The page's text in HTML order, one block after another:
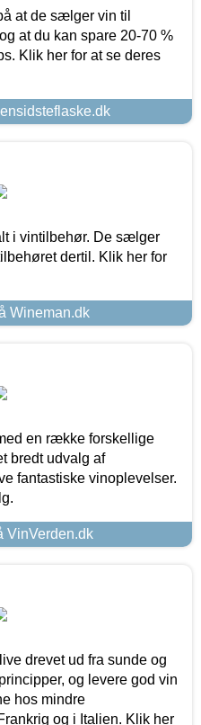
at de sælger vin til
at du kan spare 20-70 %
Klik her for at se deres
i vintilbehør. De sælger
dertil. Klik her for
Wineman.dk
en række forskellige
bredt udvalg af
fantastiske vinoplevelser.
VinVerden.dk
drevet ud fra sunde og
og levere god vin
hos mindre
og i Italien. Klik her